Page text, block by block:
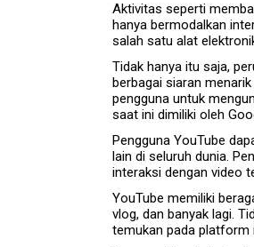
Aktivitas seperti
hanya bermodalkan
salah satu alat
Tidak hanya itu saja,
berbagai siaran
pengguna untuk
saat ini dimiliki oleh
Pengguna YouTube
lain di seluruh dunia.
interaksi dengan video
YouTube memiliki
vlog, dan banyak lagi.
temukan pada platform